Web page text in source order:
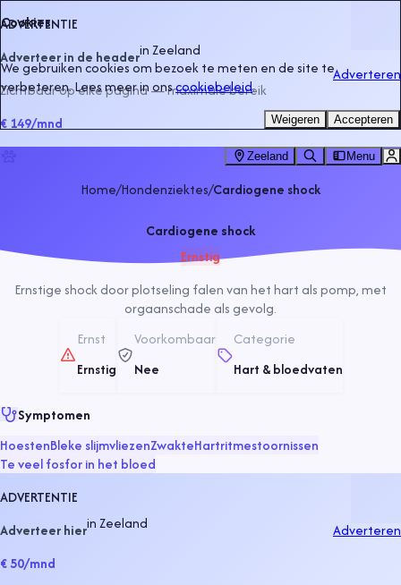
ADVERTENTIE
Adverteer in de headerinZeeland
Zichtbaar op elke pagina — maximale bereik
€ 149/mnd
Adverteren
Zeeland Menu
Home/Hondenziektes/Cardiogene shock
Cardiogene shock
Ernstig
Ernstige shock door plotseling falen van het hart als pomp, met
orgaanschade als gevolg.
Ernst
Ernstig
Voorkombaar
Nee
Categorie
Hart & bloedvaten
Symptomen
HoestenBleke slijmvliezenZwakteHartritmestoornissen
Te veel fosfor in het bloed
ADVERTENTIE
Adverteer hierinZeeland
€ 50/mnd
Adverteren
Cookies
We gebruiken cookies om bezoek te meten en de site te
verbeteren. Lees meer in onscookiebeleid.
Weigeren Accepteren